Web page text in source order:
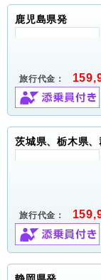
鹿児島県発
旅行代金：
茨城県、栃木県、
旅行代金：